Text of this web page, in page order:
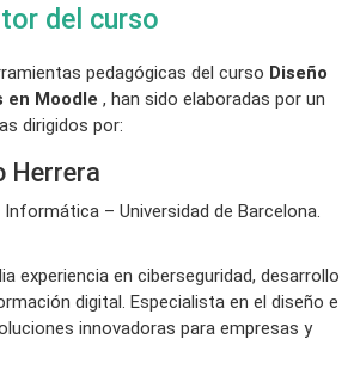
del curso
pedagógicas del curso Diseño
en Moodle , han sido elaboradas por un
dirigidos por:
Herrera
– Universidad de Barcelona.
experiencia en ciberseguridad, desarrollo
digital. Especialista en el diseño e
innovadoras para empresas y